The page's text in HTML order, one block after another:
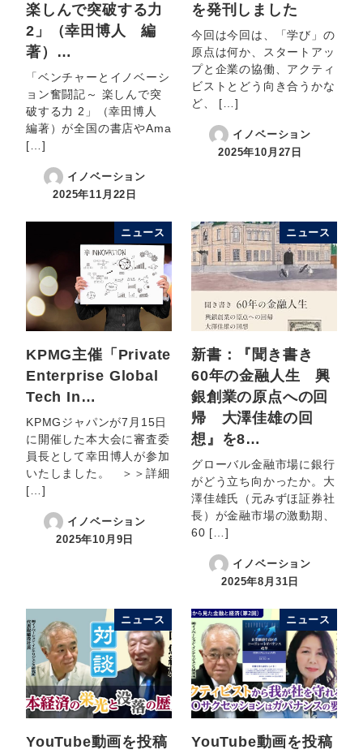
楽しんで突破する力
2」（幸田博人 編
著）…
「ベンチャーとイノベーシ
ョン奮闘記～ 楽しんで突
破する力 2」（幸田博人
編著）が全国の書店やAma
[…]
イノベーション
2025年11月22日
を発刊しました
今回は今回は、「学び」の
原点は何か、スタートアッ
プと企業の協働、アクティ
ビストとどう向き合うかな
ど、 […]
イノベーション
2025年10月27日
ニュース
KPMG主催「Private
Enterprise Global
Tech In…
KPMGジャパンが7月15日
に開催した本大会に審査委
員長として幸田博人が参加
いたしました。 ＞＞詳細
[…]
イノベーション
2025年10月9日
ニュース
新書：『聞き書き
60年の金融人生 興
銀創業の原点への回
帰 大澤佳雄の回
想』を8…
グローバル金融市場に銀行
がどう立ち向かったか。大
澤佳雄氏（元みずほ証券社
長）が金融市場の激動期、
60 […]
イノベーション
2025年8月31日
ニュース
YouTube動画を投稿
ニュース
YouTube動画を投稿